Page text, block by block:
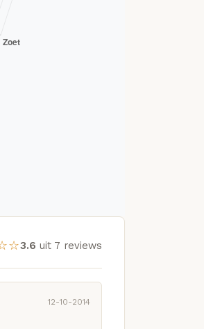
3.6 uit 7 reviews
12-10-2014